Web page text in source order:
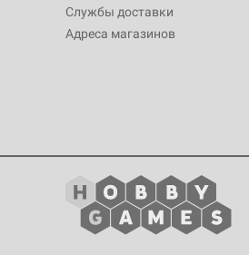
Службы доставки
Адреса магазинов